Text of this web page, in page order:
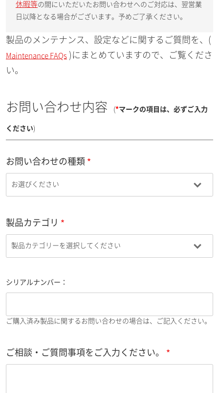
休暇等の間にいただいたお問い合わせへのご対応は、翌営業
日以降となる場合がございます。予めご了承ください。
製品のメンテナンス、設定などに関するご質問を、(
Maintenance FAQs )にまとめていますので、ご覧くださ
い。
お問い合わせ内容 (*マークの項目は、必ずご入力
ください)
お問い合わせの種類
製品カテゴリ
シリアルナンバー：
ご購入済み製品に関するお問い合わせの場合は、ご記入ください。
ご相談・ご質問事項をご入力ください。